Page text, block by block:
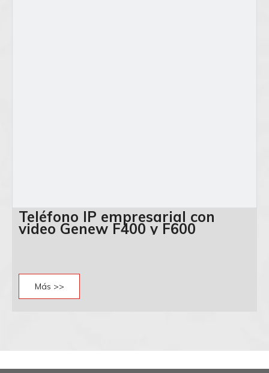
Teléfono IP empresarial con
video Genew F400 y F600
Más >>